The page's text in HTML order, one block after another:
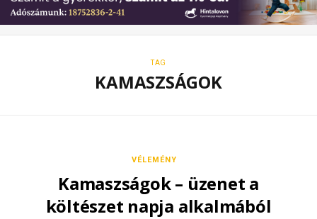
e
TAG
KAMASZSÁGOK
VÉLEMÉNY
Kamaszságok – üzenet a
költészet napja alkalmából